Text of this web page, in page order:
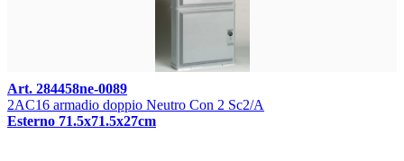
Art. 284458ne-0089
2AC16 armadio doppio Neutro Con 2 Sc2/A
Esterno 71.5x71.5x27cm